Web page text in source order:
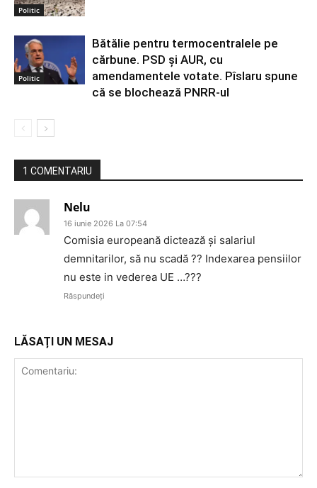
Politic
Politic
Bătălie pentru termocentralele pe
cărbune. PSD și AUR, cu
amendamentele votate. Pîslaru spune
că se blochează PNRR-ul
1 COMENTARIU
Nelu
16 iunie 2026 La 07:54
Comisia europeană dictează și salariul
demnitarilor, să nu scadă ?? Indexarea pensiilor
nu este in vederea UE …???
Răspundeți
LĂSAȚI UN MESAJ